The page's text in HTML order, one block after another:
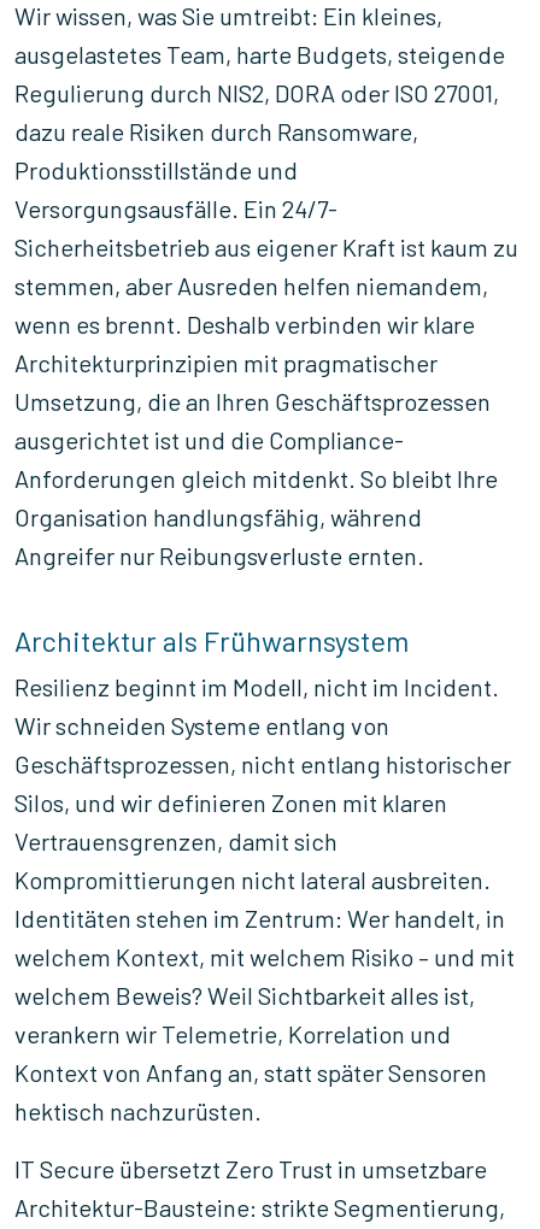
Wir wissen, was Sie umtreibt: Ein kleines,
ausgelastetes Team, harte Budgets, steigende
Regulierung durch NIS2, DORA oder ISO 27001,
dazu reale Risiken durch Ransomware,
Produktionsstillstände und
Versorgungsausfälle. Ein 24/7-
Sicherheitsbetrieb aus eigener Kraft ist kaum zu
stemmen, aber Ausreden helfen niemandem,
wenn es brennt. Deshalb verbinden wir klare
Architekturprinzipien mit pragmatischer
Umsetzung, die an Ihren Geschäftsprozessen
ausgerichtet ist und die Compliance-
Anforderungen gleich mitdenkt. So bleibt Ihre
Organisation handlungsfähig, während
Angreifer nur Reibungsverluste ernten.
Architektur als Frühwarnsystem
Resilienz beginnt im Modell, nicht im Incident.
Wir schneiden Systeme entlang von
Geschäftsprozessen, nicht entlang historischer
Silos, und wir definieren Zonen mit klaren
Vertrauensgrenzen, damit sich
Kompromittierungen nicht lateral ausbreiten.
Identitäten stehen im Zentrum: Wer handelt, in
welchem Kontext, mit welchem Risiko – und mit
welchem Beweis? Weil Sichtbarkeit alles ist,
verankern wir Telemetrie, Korrelation und
Kontext von Anfang an, statt später Sensoren
hektisch nachzurüsten.
IT Secure übersetzt Zero Trust in umsetzbare
Architektur-Bausteine: strikte Segmentierung,